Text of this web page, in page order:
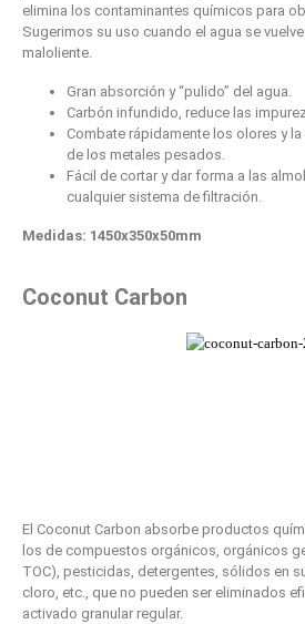
elimina los contaminantes químicos para
Sugerimos su uso cuando el agua se
maloliente.
Gran absorción y “pulido” del agua.
Carbón infundido, reduce las
Combate rápidamente los olores y
de los metales pesados.
Fácil de cortar y dar forma a las
cualquier sistema de filtración.
Medidas: 1450x350x50mm
Coconut Carbon
El Coconut Carbon absorbe productos
los de compuestos orgánicos, orgánicos
TOC), pesticidas, detergentes, sólidos en
cloro, etc., que no pueden ser eliminados
activado granular regular.